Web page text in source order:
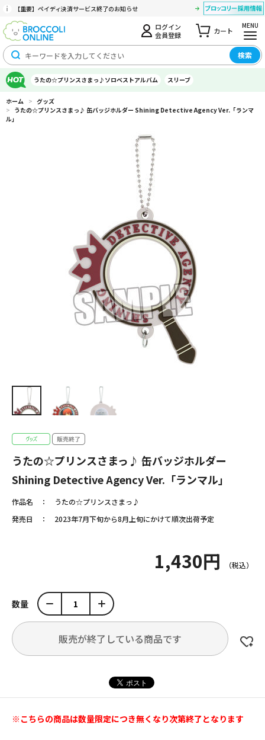
【重要】ペイディ決済サービス終了のお知らせ
ログイン
会員登録
カート
MENU
検索
うたの☆プリンスさまっ♪ソロベストアルバム スリーブ
ホーム > グッズ
> うたの☆プリンスさまっ♪ 缶バッジホルダー Shining Detective Agency Ver.「ランマ
ル」
うたの☆プリンスさまっ♪ 缶バッジホルダー
Shining Detective Agency Ver.「ランマル」
作品名
うたの☆プリンスさまっ♪
発売日
2023年7月下旬から8月上旬にかけて順次出荷予定
1,430円
数量
販売が終了している商品です
※こちらの商品は数量限定につき無くなり次第終了となります